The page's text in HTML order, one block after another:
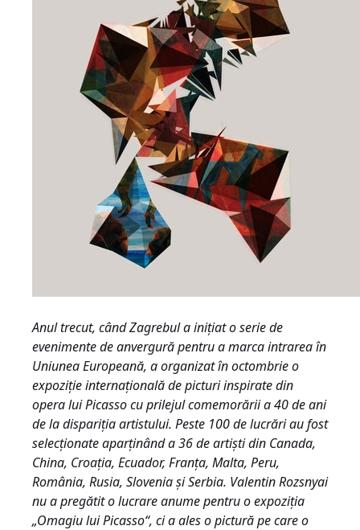
Anul trecut, când Zagrebul a iniţiat o serie de
evenimente de anvergură pentru a marca intrarea în
Uniunea Europeană, a organizat în octombrie o
expoziţie internaţională de picturi inspirate din
opera lui Picasso cu prilejul comemorării a 40 de ani
de la dispariţia artistului. Peste 100 de lucrări au fost
selecţionate aparţinând a 36 de artişti din Canada,
China, Croaţia, Ecuador, Franţa, Malta, Peru,
România, Rusia, Slovenia şi Serbia. Valentin Rozsnyai
nu a pregătit o lucrare anume pentru o expoziţia
„Omagiu lui Picasso“, ci a ales o pictură pe care o